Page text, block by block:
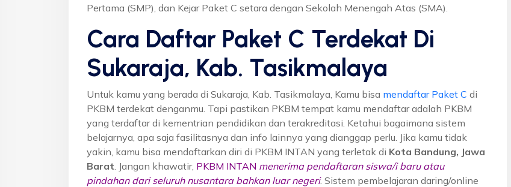
Pertama (SMP), dan Kejar Paket C setara dengan Sekolah Menengah Atas (SMA).
Cara Daftar Paket C Terdekat Di
Sukaraja, Kab. Tasikmalaya
Untuk kamu yang berada di Sukaraja, Kab. Tasikmalaya, Kamu bisa mendaftar Paket C di
PKBM terdekat denganmu. Tapi pastikan PKBM tempat kamu mendaftar adalah PKBM
yang terdaftar di kementrian pendidikan dan terakreditasi. Ketahui bagaimana sistem
belajarnya, apa saja fasilitasnya dan info lainnya yang dianggap perlu. Jika kamu tidak
yakin, kamu bisa mendaftarkan diri di PKBM INTAN yang terletak di Kota Bandung, Jawa
Barat . Jangan khawatir, PKBM INTAN menerima pendaftaran siswa/i baru atau
pindahan dari seluruh nusantara bahkan luar negeri. Sistem pembelajaran daring/online